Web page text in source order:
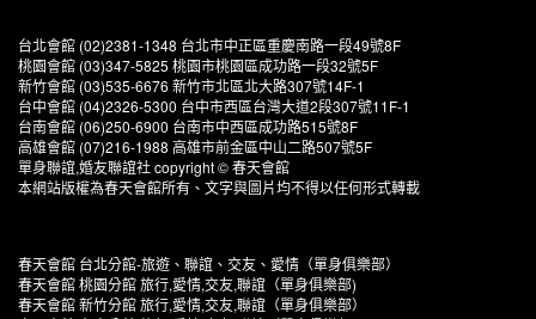
台北會館 (02)2381-1348 台北市中正區重慶南路一段49號8F
桃園會館 (03)347-5825 桃園市桃園區成功路一段32號5F
新竹會館 (03)535-6676 新竹市北區北大路307號14F-1
台中會館 (04)2326-5300 台中市西區台灣大道2段307號11F-1
台南會館 (06)250-6900 台南市中西區成功路515號8F
高雄會館 (07)216-1988 高雄市前金區中山二路507號5F
單身聯誼,婚友聯誼社 copyright © 春天會館
本網站版權為春天會館所有、文字與圖片均不得以任何形式轉載
春天會館 台北分館-旅遊、聯誼、交友、愛情（單身俱樂部）
春天會館 桃園分館 旅行,愛情,交友,聯誼（單身俱樂部)
春天會館 新竹分館 旅行,愛情,交友,聯誼（單身俱樂部）